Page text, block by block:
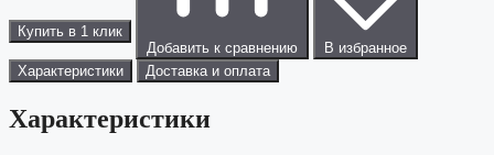
Купить в 1 клик
Добавить к сравнению
В избранное
Характеристики
Доставка и оплата
Характеристики